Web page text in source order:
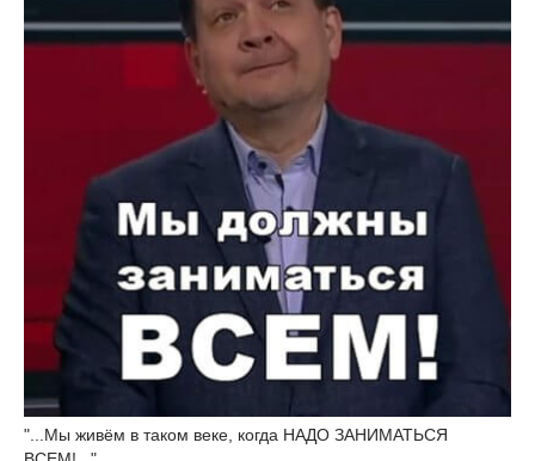
"...Мы живём в таком веке, когда НАДО ЗАНИМАТЬСЯ